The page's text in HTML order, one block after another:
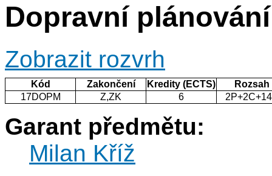
Dopravní
Zobrazit rozvrh
Kód Zakončení Kredity (ECTS)
Rozsah
17DOPM
Z,ZK 6
Garant předmětu:
Milan Kříž